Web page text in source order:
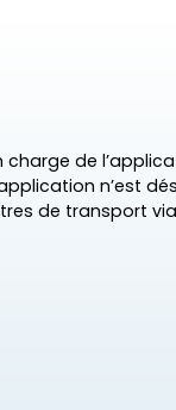
de
n’est
de transport